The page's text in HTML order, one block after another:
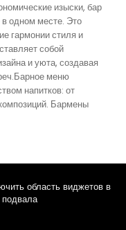
изыски, бар
одном месте. Это
гармонии стиля и
собой
и уюта, создавая
меню
напитков: от
Бармены
область виджетов в